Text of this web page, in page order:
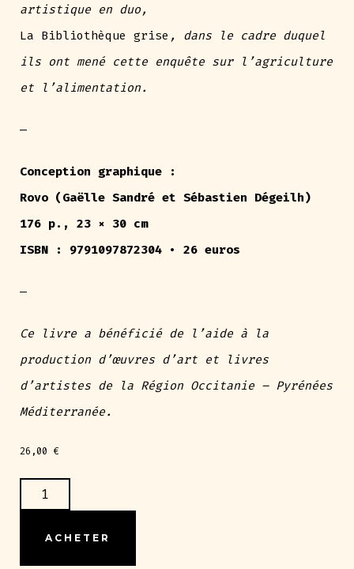
artistique en duo,
La Bibliothèque grise , dans le cadre duquel
ils ont mené cette enquête sur l’agriculture
et l’alimentation.
—
Conception graphique :
Rovo (Gaëlle Sandré et Sébastien Dégeilh)
176 p., 23 × 30 cm
ISBN : 9791097872304 • 26 euros
—
Ce livre a bénéficié de l’aide à la
production d’œuvres d’art et livres
d’artistes de la Région Occitanie – Pyrénées
Méditerranée.
26,00 €
ACHETER